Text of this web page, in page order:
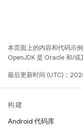
本页面上的内容和代码示
OpenJDK 是 Oracle 和/或
最后更新时间 (UTC)：
构建
Android 代码库